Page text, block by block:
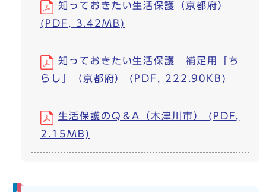
知っておきたい生活保護（京都府）
(PDF, 3.42MB)
知っておきたい生活保護 補足用「ち
らし」（京都府） (PDF, 222.90KB)
生活保護のQ＆A（木津川市） (PDF,
2.15MB)